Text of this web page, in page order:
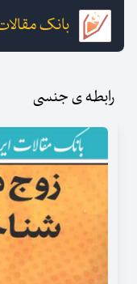
بانک
رابطه ی جنسی